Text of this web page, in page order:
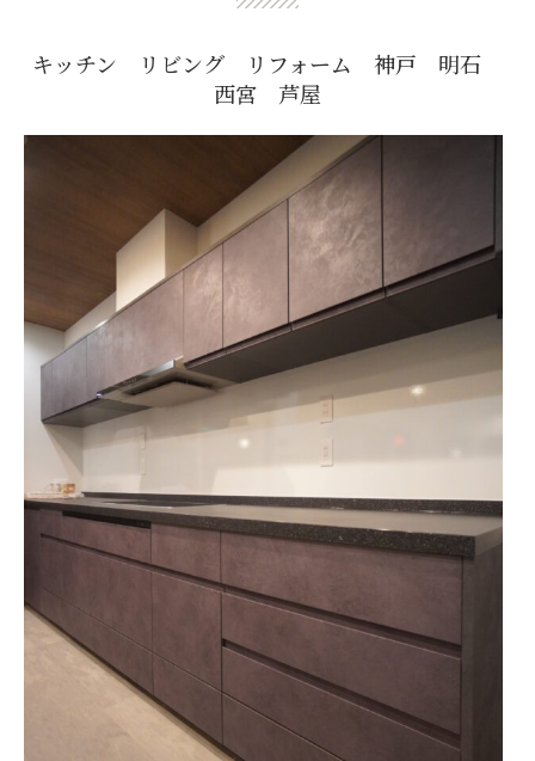
キッチン リビング リフォーム 神戸 明石
西宮 芦屋